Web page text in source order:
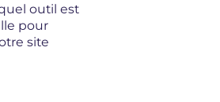
outil est
pour
site